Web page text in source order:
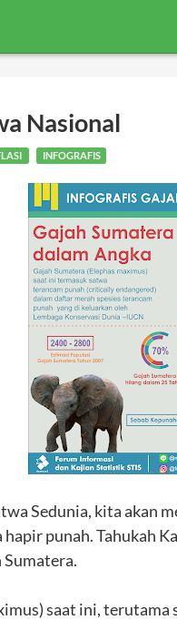
Nasional
INFOGRAFIS
Sedunia, kita akan
punah. Tahukah
Sumatera.
saat ini, terutama